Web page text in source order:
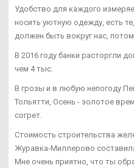
Удобство для каждого
носить уютную одежду, есть
должен быть вокруг нас,
В 2016 году банки расторгли
чем 4 тыс.
В грозы и в любую непогоду
Тольятти, Осень - золотое
согрет.
Стоимость строительства
Журавка-Миллерово
Мне очень приятно, что ты